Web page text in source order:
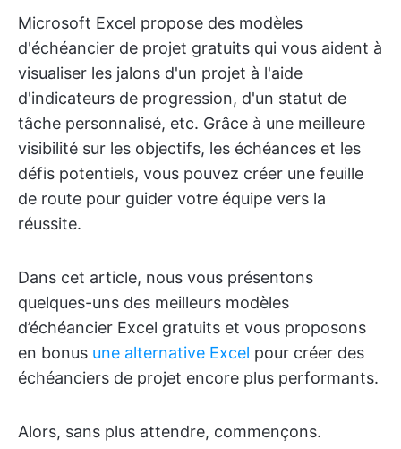
Microsoft Excel propose des modèles
d'échéancier de projet gratuits qui vous aident à
visualiser les jalons d'un projet à l'aide
d'indicateurs de progression, d'un statut de
tâche personnalisé, etc. Grâce à une meilleure
visibilité sur les objectifs, les échéances et les
défis potentiels, vous pouvez créer une feuille
de route pour guider votre équipe vers la
réussite.
Dans cet article, nous vous présentons
quelques-uns des meilleurs modèles
d’échéancier Excel gratuits et vous proposons
en bonus une alternative Excel pour créer des
échéanciers de projet encore plus performants.
Alors, sans plus attendre, commençons.